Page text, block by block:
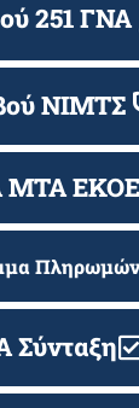
251 ΓΝΑ
ΝΙΜΤΣ
ΜΤΑ
Σύνταξη